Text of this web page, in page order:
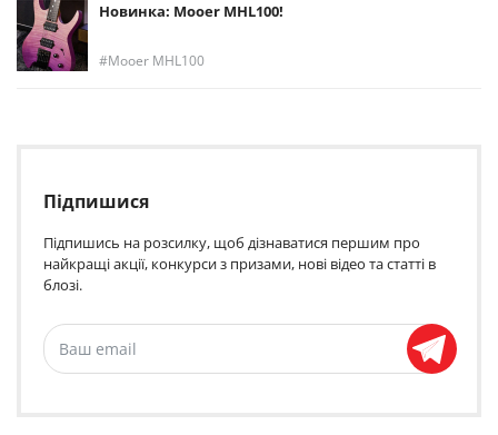
Новинка: Mooer MHL100!
Mooer MHL100
Підпишися
Підпишись на розсилку, щоб дізнаватися першим про
найкращі акції, конкурси з призами, нові відео та статті в
блозі.